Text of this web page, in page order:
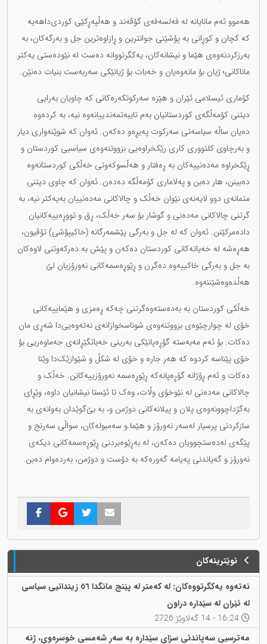
هەموو ئەم مانایانە لە فەلسەفەی گۆڤەند و هەڵپەڕکێی کوردی‌داهەیە
کە کچان و کوڕانی بە پۆشێنی جوانترین و ڕازاوەترین جل و بەرگەکان، بە
بەرزکردنەوەی هێما و نیشانەکان، یەکگرتووانە دەست لە نێودەستی یەکتر
ماناکانی؛ ژیان بۆ مانەوەیان و خەبات بۆ ژیانێکی سەربەست بنیات دەنێن.
کۆماری ئیسلامی ئێران و هێزە سەرکوتکەرەکانی کە چاویان بەرایی
دیتنی کۆمەڵگەی کوردستانیان بەم تایبەتمەندییانەوە نیە، بە کردەوە
دەیان ساڵە سیاسەتی سەرکوت پەیڕەو دەکەن. ئەوان کە شوێنەواری دیار
و بەرچاوی کلتووری کاری رێکخراوەیی بزووتنەوەی سیاسیی کوردستان و
ڕێکخراوە مەدەنییەکان بە ڕەفتار و هەڵسوکەوتی خەڵکی کوردستانەوە
دەبینن، هار دەبن و پەلاماری کۆمەڵگە دەدەن. ئەوان کە چاوی دیتنی
متمانەی دوو لایەنەی نێوان خەڵک و چالاکانی مەدەنییان بەیەکتر نیە، بە
گرتنی چالاکانی مەدەنی و گوشار بۆ سەر خەڵک، ڕق و تووڕەییەکانیان
دادەمرکێنن. ئەوان کە لە جل و بەرگی پێشمەرگانە (خاکیپۆشی) تۆقیون،
هەڕەشە لە خەیاتەکانی کوردستان دەکەن و پێش بە دەرکەوتنی لاوەکان
بە جل و بەرگی خاکییەوە دەگرن و ڕێوڕەسمەکانی نەورۆزیان لێ
هەڵدەوەشێننەوە.
خەڵکی کوردستان بە بەدەستەوەگرتنی چەکە ڕەمزی و هێماییەکانی
خۆی لە چوارچێوەی بزووتنەوەی شوناسخوازانەی نەتەوەیی‌دا شەڕی مان
دەکات. بۆ ئەم مەبەستە گۆڕەپانێکی بەرینی خەباتگێڕانەی جەماوەریی بۆ
خۆی پێناسە کردوە کە هەر جارە و خۆی لە شکڵ و شێوازێک‌دا وێنا
دەکات و ئەم ڕۆژانە گۆڕەپانەکە ڕێوڕەسمە نەورۆزییەکانن. خەڵک و
چالاکانی مەدەنی لە نێوخۆی وڵات، وەک تا ئێستا نیشانیان داوە، وێڕای
بەگژداچوونەوەی پلان و پیلانەکانی دوژمن و، بە بێ‌گوێدان بەوانەی بە
سازکردنی پرسیار لەسەر نەورۆز و هێما و سەمبولەکان، سواڵی سەرنج و
پێگەی لەدەستچوویان دەکەن، لە بەڕێوەبردنی ڕێوڕەسمەکانی دیکەی
نەورۆز و گەیاندنی پەیامە گەورەکە بە دۆست و دوژمن، بەردەوام دەبن.
نوێترینەکان
نەتەوە یەکگرتووەکان: لە کەمتر لە پێنج مانگدا ٥٦ زیندانیی سیاسی
لە ئێران لە سێدارە دراون
مەترسیی سەپاندنی سزای سێدارە بە سەر شەمسی خوسرەوی، ژنە